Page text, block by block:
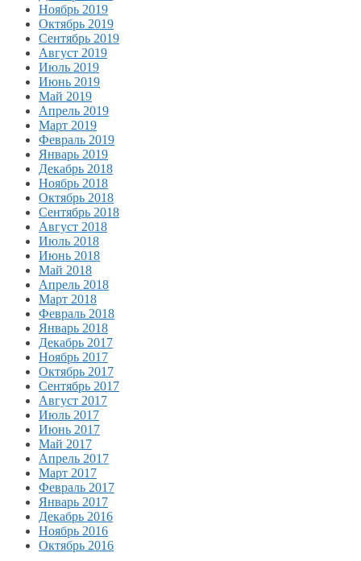
Ноябрь 2019
Октябрь 2019
Сентябрь 2019
Август 2019
Июль 2019
Июнь 2019
Май 2019
Апрель 2019
Март 2019
Февраль 2019
Январь 2019
Декабрь 2018
Ноябрь 2018
Октябрь 2018
Сентябрь 2018
Август 2018
Июль 2018
Июнь 2018
Май 2018
Апрель 2018
Март 2018
Февраль 2018
Январь 2018
Декабрь 2017
Ноябрь 2017
Октябрь 2017
Сентябрь 2017
Август 2017
Июль 2017
Июнь 2017
Май 2017
Апрель 2017
Март 2017
Февраль 2017
Январь 2017
Декабрь 2016
Ноябрь 2016
Октябрь 2016